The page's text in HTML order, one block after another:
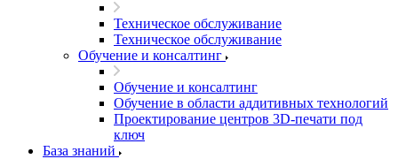
Техническое обслуживание
Техническое обслуживание
Обучение и консалтинг
Обучение и консалтинг
Обучение в области аддитивных технологий
Проектирование центров 3D-печати под
ключ
База знаний